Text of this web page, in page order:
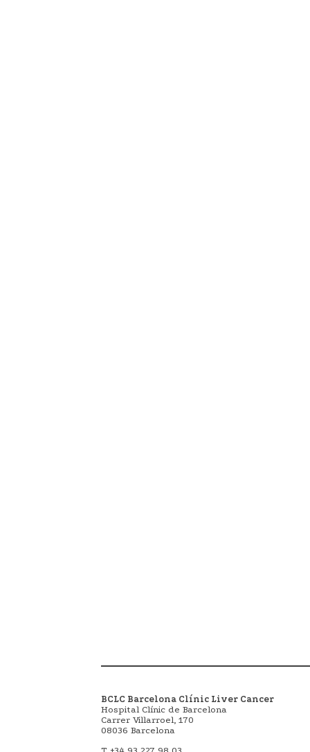
BCLC Barcelona Clínic Liver Cancer
Hospital Clínic de Barcelona
Carrer Villarroel, 170
08036 Barcelona